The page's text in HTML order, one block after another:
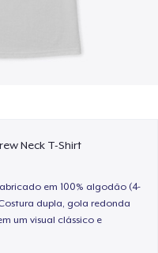
Neck T-Shirt
em 100% algodão (4-
dupla, gola redonda
um visual clássico e